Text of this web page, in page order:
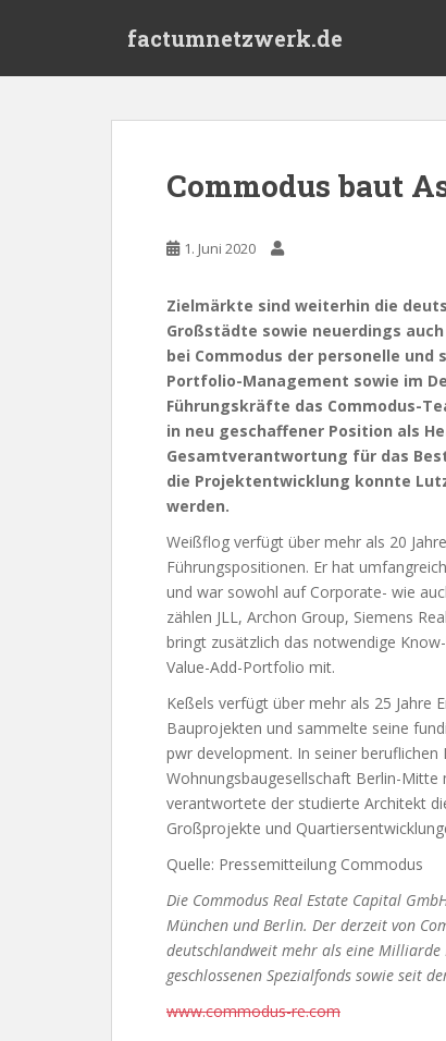
factumnetzwerk.de
Commodus baut
1. Juni 2020
Zielmärkte sind weiterhin die
Großstädte sowie neuerdings
bei Commodus der personelle
Portfolio-Management sowie im
Führungskräfte das Commodus-
in neu geschaffener Position als
Gesamtverantwortung für das
die Projektentwicklung konnte
werden.
Weißflog verfügt über mehr als 20
Führungspositionen. Er hat
und war sowohl auf Corporate- wie
zählen JLL, Archon Group, Siemens
bringt zusätzlich das notwendige
Value-Add-Portfolio mit.
Keßels verfügt über mehr als 25 Jahre
Bauprojekten und sammelte seine
pwr development. In seiner
Wohnungsbaugesellschaft Berlin-
verantwortete der studierte Architekt
Großprojekte und
Quelle: Pressemitteilung Commodus
Die Commodus Real Estate Capital
München und Berlin. Der derzeit von
deutschlandweit mehr als eine Milliarde
geschlossenen Spezialfonds sowie seit
www.commodus-re.com